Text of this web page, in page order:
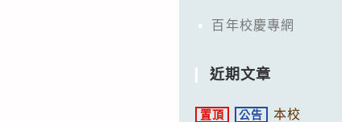
百年校慶專網
近期文章
置頂 公告
本校